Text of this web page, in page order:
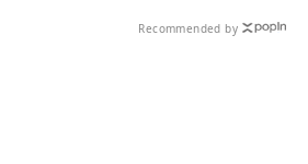
Recommended by